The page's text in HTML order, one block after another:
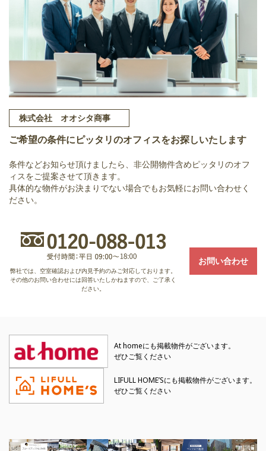
株式会社 オオシタ商事
ご希望の条件にピッタリのオフィスをお探しいたします
条件などお知らせ頂けましたら、非公開物件含めピッタリのオフ
ィスをご提案させて頂きます。
具体的な物件がお決まりでない場合でもお気軽にお問い合わせく
ださい。
弊社では、空室確認および内見予約のみご対応しております。
その他のお問い合わせには回答いたしかねますので、ご了承く
ださい。
お問い合わせ
At homeにも掲載物件がございます。
ぜひご覧ください
LIFULL HOME’Sにも掲載物件がございます。
ぜひご覧ください